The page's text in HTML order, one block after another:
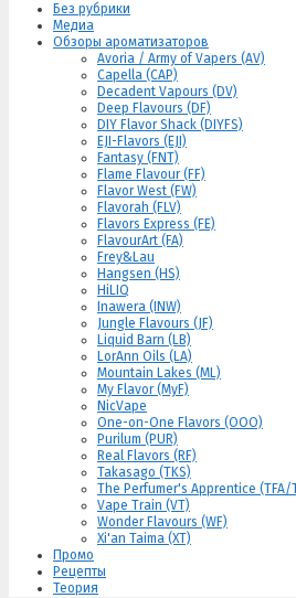
Без рубрики
Медиа
Обзоры ароматизаторов
Avoria / Army of Vapers (AV)
Capella (CAP)
Decadent Vapours (DV)
Deep Flavours (DF)
DIY Flavor Shack (DIYFS)
EJI-Flavors (EJI)
Fantasy (FNT)
Flame Flavour (FF)
Flavor West (FW)
Flavorah (FLV)
Flavors Express (FE)
FlavourArt (FA)
Frey&Lau
Hangsen (HS)
HiLIQ
Inawera (INW)
Jungle Flavours (JF)
Liquid Barn (LB)
LorAnn Oils (LA)
Mountain Lakes (ML)
My Flavor (MyF)
NicVape
One-on-One Flavors (OOO)
Purilum (PUR)
Real Flavors (RF)
Takasago (TKS)
The Perfumer's Apprentice (TFA/
Vape Train (VT)
Wonder Flavours (WF)
Xi'an Taima (XT)
Промо
Рецепты
Теория